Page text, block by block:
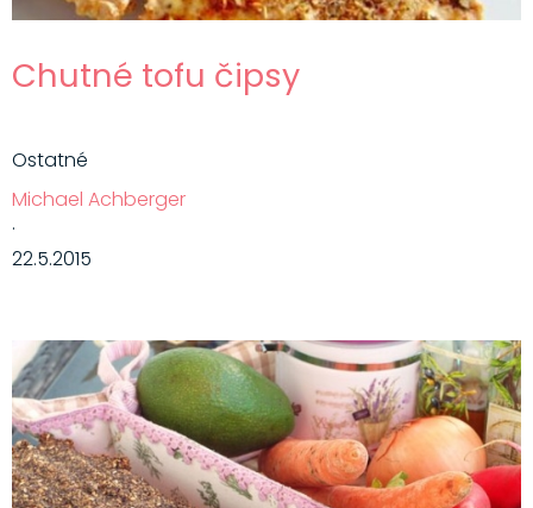
Chutné tofu čipsy
Ostatné
Michael Achberger
·
22.5.2015